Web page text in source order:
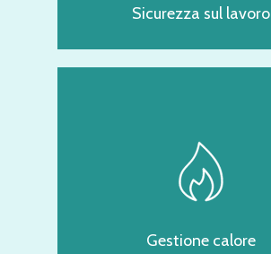
Sicurezza sul lavoro
Gestione calore